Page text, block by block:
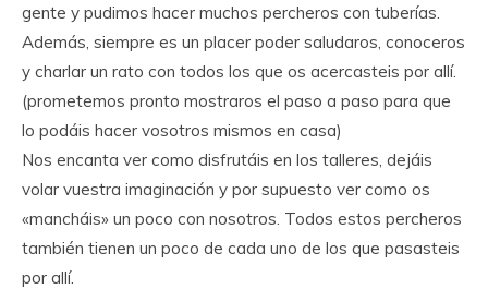
gente y pudimos hacer muchos percheros con tuberías.
Además, siempre es un placer poder saludaros, conoceros
y charlar un rato con todos los que os acercasteis por allí.
(prometemos pronto mostraros el paso a paso para que
lo podáis hacer vosotros mismos en casa)
Nos encanta ver como disfrutáis en los talleres, dejáis
volar vuestra imaginación y por supuesto ver como os
«mancháis» un poco con nosotros. Todos estos percheros
también tienen un poco de cada uno de los que pasasteis
por allí.